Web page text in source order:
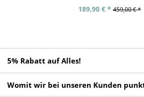
189,90 € * 459,00 € *
5% Rabatt auf Alles!
Womit wir bei unseren Kunden